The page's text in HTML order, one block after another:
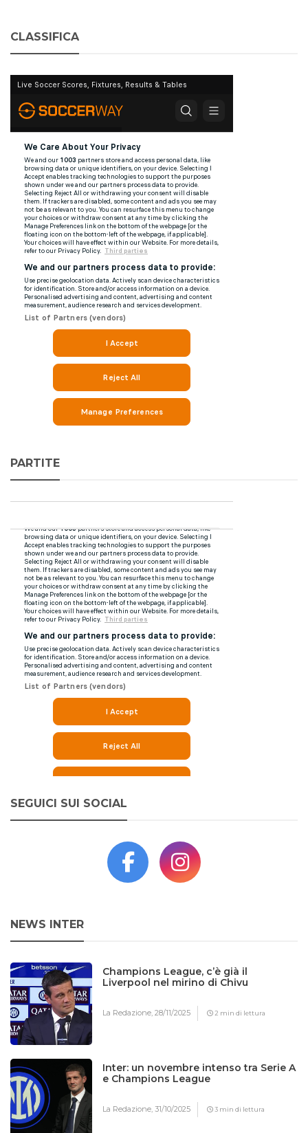
CLASSIFICA
PARTITE
SEGUICI SUI SOCIAL
NEWS INTER
Champions League, c’è già il
Liverpool nel mirino di Chivu
La Redazione,28/11/2025 2 min di lettura
Inter: un novembre intenso tra Serie A
e Champions League
La Redazione,31/10/2025 3 min di lettura